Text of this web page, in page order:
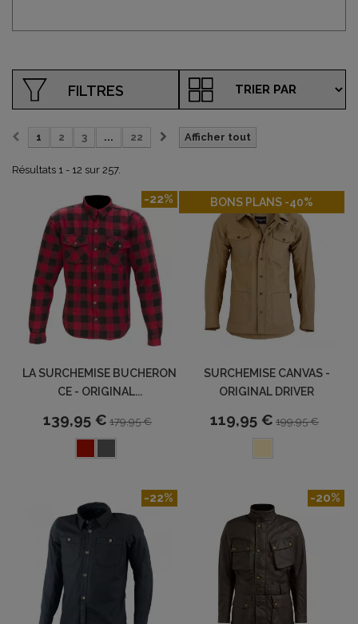
FILTRES
Afficher tout
1 2 3 ... 22
Résultats 1 - 12 sur 257.
LA SURCHEMISE BUCHERON
CE - ORIGINAL...
139,95 € 179,95 €
-22% BONS PLANS -40%
SURCHEMISE CANVAS -
ORIGINAL DRIVER
119,95 € 199,95 €
-40%
-22% -20%